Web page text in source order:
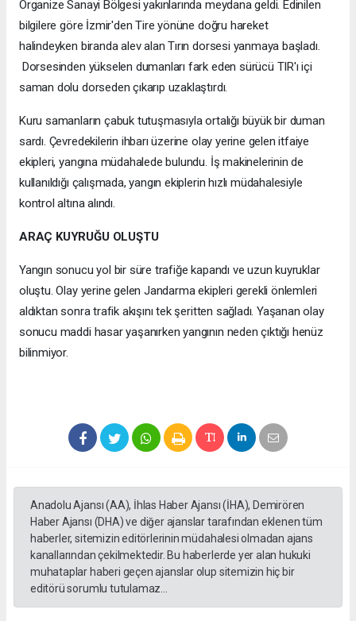
Organize Sanayi Bölgesi yakınlarında meydana geldi. Edinilen
bilgilere göre İzmir'den Tire yönüne doğru hareket
halindeyken biranda alev alan Tırın dorsesi yanmaya başladı.
Dorsesinden yükselen dumanları fark eden sürücü TIR'ı içi
saman dolu dorseden çıkarıp uzaklaştırdı.
Kuru samanların çabuk tutuşmasıyla ortalığı büyük bir duman
sardı. Çevredekilerin ihbarı üzerine olay yerine gelen itfaiye
ekipleri, yangına müdahalede bulundu. İş makinelerinin de
kullanıldığı çalışmada, yangın ekiplerin hızlı müdahalesiyle
kontrol altına alındı.
ARAÇ KUYRUĞU OLUŞTU
Yangın sonucu yol bir süre trafiğe kapandı ve uzun kuyruklar
oluştu. Olay yerine gelen Jandarma ekipleri gerekli önlemleri
aldıktan sonra trafik akışını tek şeritten sağladı. Yaşanan olay
sonucu maddi hasar yaşanırken yangının neden çıktığı henüz
bilinmiyor.
Anadolu Ajansı (AA), İhlas Haber Ajansı (İHA), Demirören
Haber Ajansı (DHA) ve diğer ajanslar tarafından eklenen tüm
haberler, sitemizin editörlerinin müdahalesi olmadan ajans
kanallarından çekilmektedir. Bu haberlerde yer alan hukuki
muhataplar haberi geçen ajanslar olup sitemizin hiç bir
editörü sorumlu tutulamaz...